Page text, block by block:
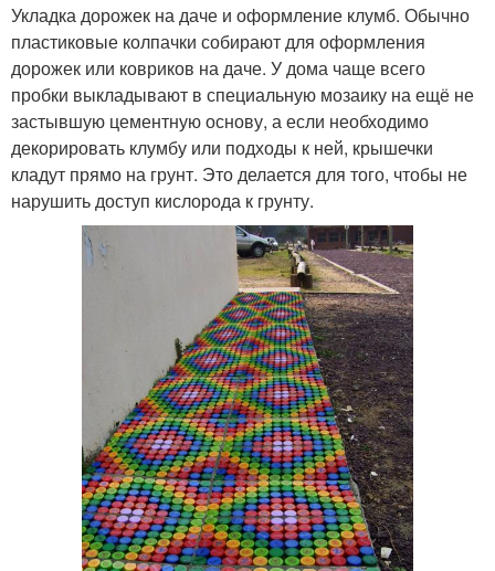
Укладка дорожек на даче и оформление клумб. Обычно
пластиковые колпачки собирают для оформления
дорожек или ковриков на даче. У дома чаще всего
пробки выкладывают в специальную мозаику на ещё не
застывшую цементную основу, а если необходимо
декорировать клумбу или подходы к ней, крышечки
кладут прямо на грунт. Это делается для того, чтобы не
нарушить доступ кислорода к грунту.